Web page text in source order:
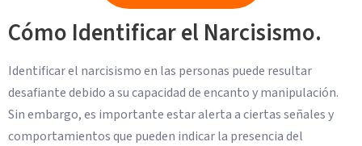
Cómo Identificar el Narcisismo.
Identificar el narcisismo en las personas puede resultar
desafiante debido a su capacidad de encanto y manipulación.
Sin embargo, es importante estar alerta a ciertas señales y
comportamientos que pueden indicar la presencia del